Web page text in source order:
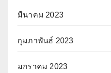
มีนาคม 2023
กุมภาพันธ์ 2023
มกราคม 2023